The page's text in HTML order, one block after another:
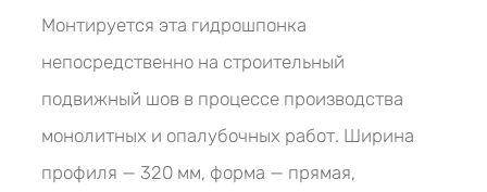
Монтируется эта гидрошпонка
непосредственно на строительный
подвижный шов в процессе производства
монолитных и опалубочных работ. Ширина
профиля — 320 мм, форма — прямая,